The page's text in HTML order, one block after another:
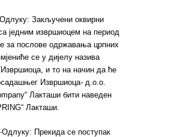
Одлуку: Закључени оквирни
једним извршиоцем на период
за послове одржавања црпних
се у дијелу назива
Извршиоца, и то на начин да ће
Извршиоца- д.о.о.
Лакташи бити наведен
Лакташи.
Одлуку: Прекида се поступак